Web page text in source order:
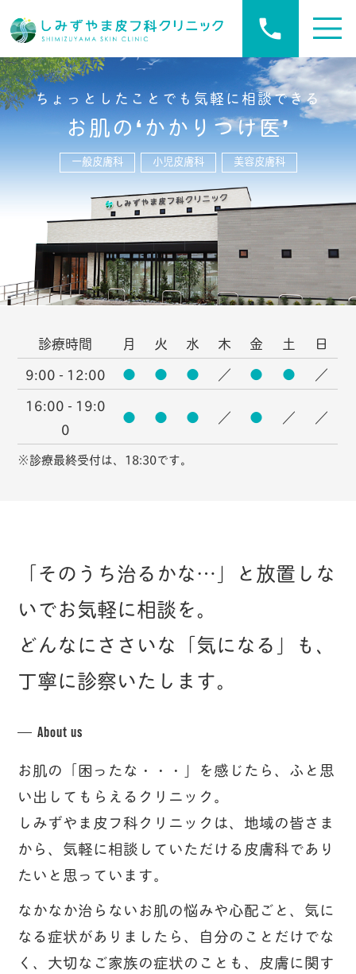
ちょっとしたことでも気軽に相談できる
お肌の❛かかりつけ医❜
一般皮膚科 小児皮膚科 美容皮膚科
診療時間 月 火 水 木 金 土
日
9:00 - 12:00
● ● ● ／ ● ●
／
16:00 - 19:0
0
● ● ● ／ ● ／ ／
※診療最終受付は、18:30です。
「そのうち治るかな…」と放置しな
いでお気軽に相談を。
どんなにささいな「気になる」も、
丁寧に診察いたします。
About us
お肌の「困ったな・・・」を感じたら、ふと思
い出してもらえるクリニック。
しみずやま皮フ科クリニックは、地域の皆さま
から、気軽に相談していただける皮膚科であり
たいと思っています。
なかなか治らないお肌の悩みや心配ごと、気に
なる症状がありましたら、自分のことだけでな
く、大切なご家族の症状のことも、皮膚に関す